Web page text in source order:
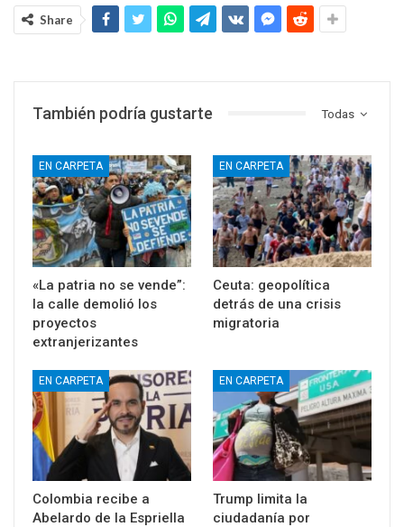
Share
Todas
También podría gustarte
EN CARPETA
«La patria no se vende”:
la calle demolió los
proyectos
extranjerizantes
EN CARPETA
Ceuta: geopolítica
detrás de una crisis
migratoria
EN CARPETA
Colombia recibe a
Abelardo de la Espriella
EN CARPETA
Trump limita la
ciudadanía por